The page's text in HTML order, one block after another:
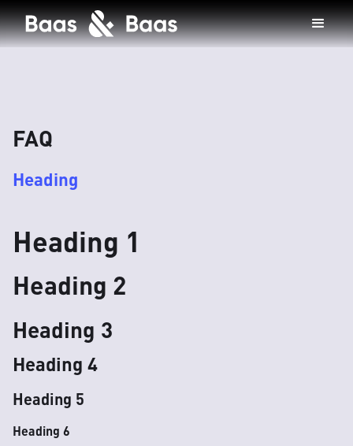
FAQ
Heading
Heading 1
Heading 2
Heading 3
Heading 4
Heading 5
Heading 6